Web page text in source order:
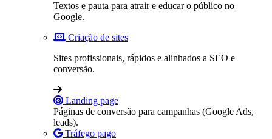
Textos e pauta para atrair e educar o público no
Google.
Criação de sites
Sites profissionais, rápidos e alinhados a SEO e
conversão.
Landing page
Páginas de conversão para campanhas (Google Ads,
leads).
Tráfego pago